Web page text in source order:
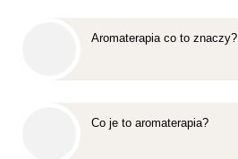
Aromaterapia co to znaczy?
Co je to aromaterapia?